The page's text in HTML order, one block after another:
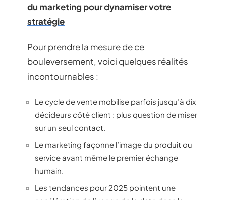
du marketing pour dynamiser votre
stratégie
Pour prendre la mesure de ce
bouleversement, voici quelques réalités
incontournables :
Le cycle de vente mobilise parfois jusqu’à dix
décideurs côté client : plus question de miser
sur un seul contact.
Le marketing façonne l’image du produit ou
service avant même le premier échange
humain.
Les tendances pour 2025 pointent une